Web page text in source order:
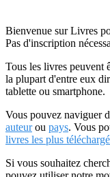
Bienvenue sur Livres
Pas d'inscription
Tous les livres peuvent
la plupart d'entre eux
tablette ou smartphone.
Vous pouvez naviguer
auteurou pays. Vous
livres les plus
Si vous souhaitez